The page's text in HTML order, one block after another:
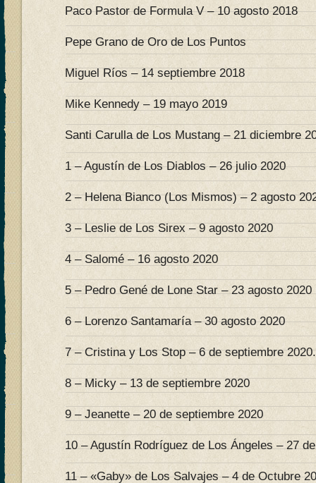
Paco Pastor de Formula V – 10 agosto 2018
Pepe Grano de Oro de Los Puntos
Miguel Ríos – 14 septiembre 2018
Mike Kennedy – 19 mayo 2019
Santi Carulla de Los Mustang – 21 diciembre
1 – Agustín de Los Diablos – 26 julio 2020
2 – Helena Bianco (Los Mismos) – 2 agosto
3 – Leslie de Los Sirex – 9 agosto 2020
4 – Salomé – 16 agosto 2020
5 – Pedro Gené de Lone Star – 23 agosto 2020
6 – Lorenzo Santamaría – 30 agosto 2020
7 – Cristina y Los Stop – 6 de septiembre 2020.
8 – Micky – 13 de septiembre 2020
9 – Jeanette – 20 de septiembre 2020
10 – Agustín Rodríguez de Los Ángeles – 27
11 – «Gaby» de Los Salvajes – 4 de Octubre